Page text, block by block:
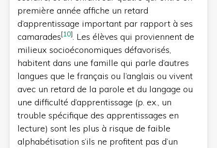
première année affiche un retard
d’apprentissage important par rapport à ses
camarades[10]. Les élèves qui proviennent de
milieux socioéconomiques défavorisés,
habitent dans une famille qui parle d’autres
langues que le français ou l’anglais ou vivent
avec un retard de la parole et du langage ou
une difficulté d’apprentissage (p. ex., un
trouble spécifique des apprentissages en
lecture) sont les plus à risque de faible
alphabétisation s’ils ne profitent pas d’un